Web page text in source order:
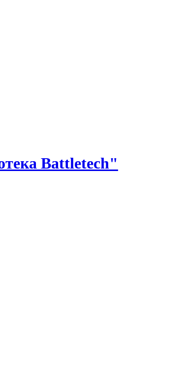
Battletech"